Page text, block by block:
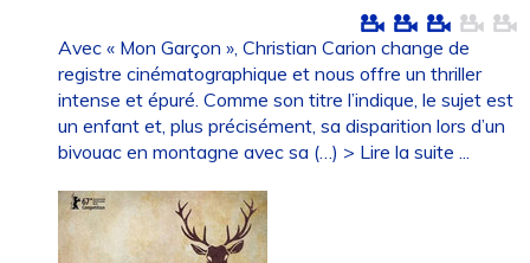
Avec « Mon Garçon », Christian Carion change de
registre cinématographique et nous offre un thriller
intense et épuré. Comme son titre l’indique, le sujet est
un enfant et, plus précisément, sa disparition lors d’un
bivouac en montagne avec sa (…) > Lire la suite ...